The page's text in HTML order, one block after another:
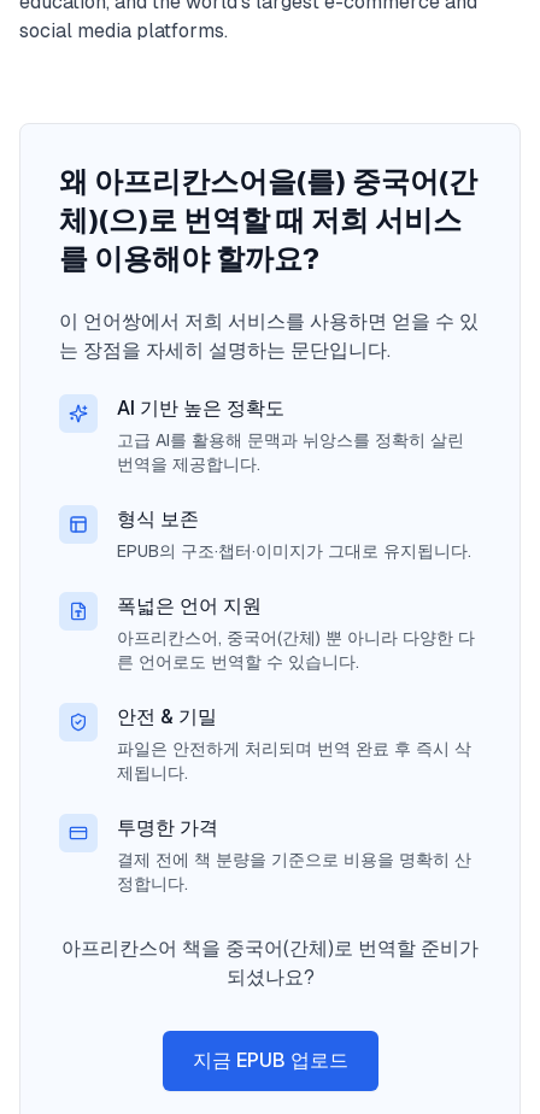
social media platforms.
왜 아프리칸스어을(를) 중국어(간
체)(으)로 번역할 때 저희 서비스
를 이용해야 할까요?
이 언어쌍에서 저희 서비스를 사용하면 얻을 수 있
는 장점을 자세히 설명하는 문단입니다.
AI 기반 높은 정확도
고급 AI를 활용해 문맥과 뉘앙스를 정확히 살린
번역을 제공합니다.
형식 보존
EPUB의 구조·챕터·이미지가 그대로 유지됩니다.
폭넓은 언어 지원
아프리칸스어, 중국어(간체) 뿐 아니라 다양한 다
른 언어로도 번역할 수 있습니다.
안전 & 기밀
파일은 안전하게 처리되며 번역 완료 후 즉시 삭
제됩니다.
투명한 가격
결제 전에 책 분량을 기준으로 비용을 명확히 산
정합니다.
아프리칸스어 책을 중국어(간체)로 번역할 준비가
되셨나요?
지금 EPUB 업로드